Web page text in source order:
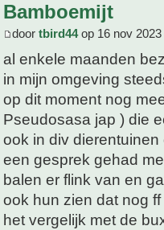
Bamboemijt
door tbird44op 16 nov 2023
al enkele maanden
in mijn omgeving
op dit moment nog
Pseudosasa jap ) die
ook in div
een gesprek gehad
balen er flink van en
ook hun zien dat nog
het vergelijk met de